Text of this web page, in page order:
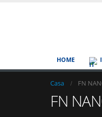
HOME
Casa FN
FN